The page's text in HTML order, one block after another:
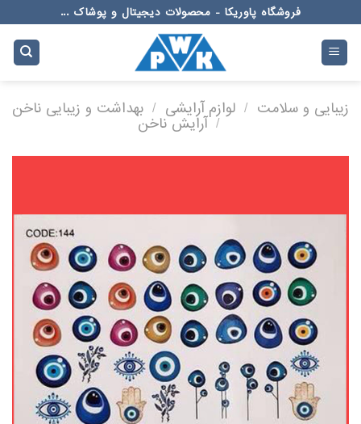
to
content
فروشگاه پاوریکا - محصولات دیجیتال و پوشاک ...
زیبایی و سلامت / لوازم آرایشی / بهداشت و زیبایی ناخن
/ آرایش ناخن